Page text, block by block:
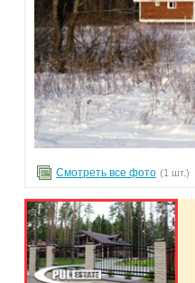
Смотреть все фото (1 шт.)